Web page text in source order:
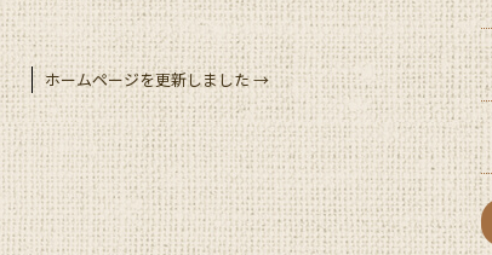
ホームページを更新しました→